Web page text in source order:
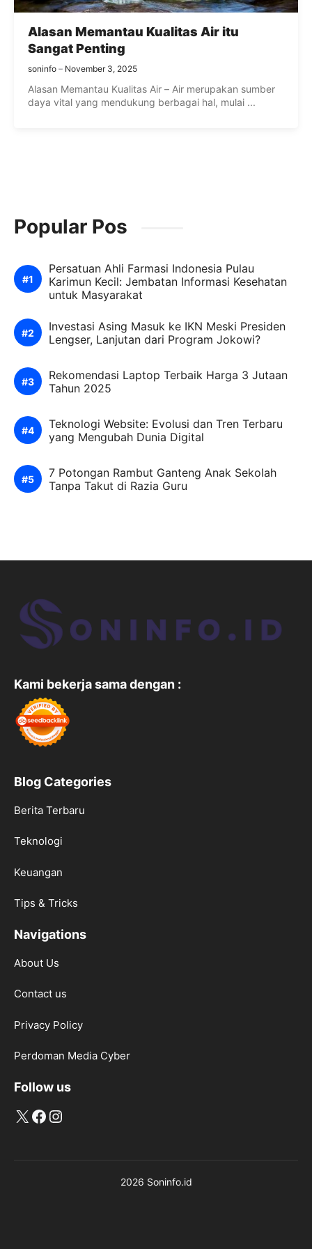
Alasan Memantau Kualitas Air itu
Sangat Penting
soninfo November 3, 2025
Alasan Memantau Kualitas Air – Air merupakan sumber
daya vital yang mendukung berbagai hal, mulai ...
Popular Pos
Persatuan Ahli Farmasi Indonesia Pulau
Karimun Kecil: Jembatan Informasi Kesehatan
untuk Masyarakat
Investasi Asing Masuk ke IKN Meski Presiden
Lengser, Lanjutan dari Program Jokowi?
Rekomendasi Laptop Terbaik Harga 3 Jutaan
Tahun 2025
Teknologi Website: Evolusi dan Tren Terbaru
yang Mengubah Dunia Digital
7 Potongan Rambut Ganteng Anak Sekolah
Tanpa Takut di Razia Guru
Kami bekerja sama dengan :
Blog Categories
Berita Terbaru
Teknologi
Keuangan
Tips & Tricks
Navigations
About Us
Contact us
Privacy Policy
Perdoman Media Cyber
Follow us
X Facebook
Instagram
2026 Soninfo.id